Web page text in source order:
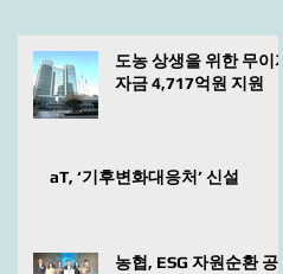
도농 상생을 위한 무이자
자금 4,717억원 지원
aT, ‘기후변화대응처’ 신설
농협, ESG 자원순환 공